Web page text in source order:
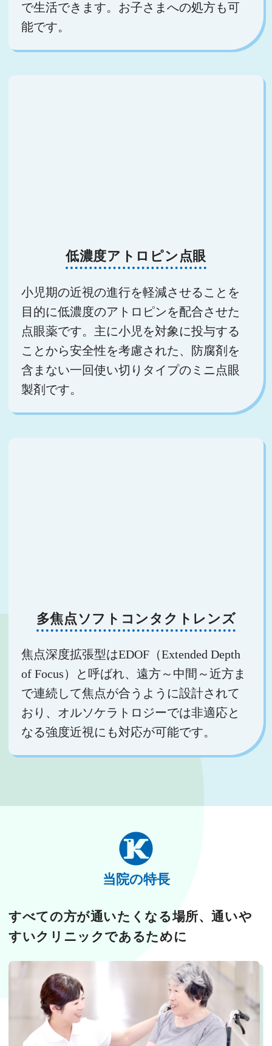
で生活できます。お子さまへの処方も可
能です。
低濃度アトロピン点眼
小児期の近視の進行を軽減させることを
目的に低濃度のアトロピンを配合させた
点眼薬です。主に小児を対象に投与する
ことから安全性を考慮された、防腐剤を
含まない一回使い切りタイプのミニ点眼
製剤です。
多焦点ソフトコンタクトレンズ
焦点深度拡張型はEDOF（Extended Depth
of Focus）と呼ばれ、遠方～中間～近方ま
で連続して焦点が合うように設計されて
おり、オルソケラトロジーでは非適応と
なる強度近視にも対応が可能です。
当院の特長
すべての方が通いたくなる場所、通いや
すいクリニックであるために